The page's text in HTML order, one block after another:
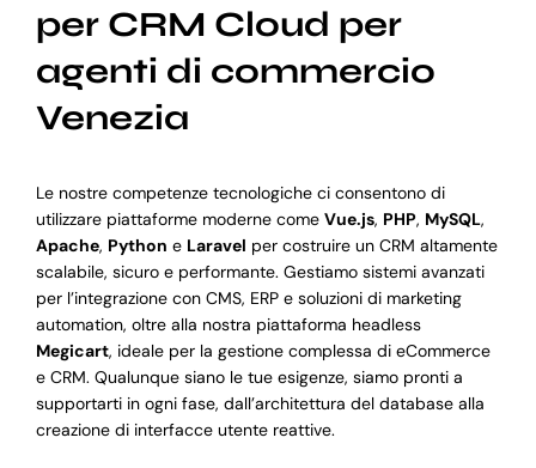
per CRM Cloud per
agenti di commercio
Venezia
Le nostre competenze tecnologiche ci consentono di
utilizzare piattaforme moderne come Vue.js, PHP, MySQL,
Apache, Python e Laravel per costruire un CRM altamente
scalabile, sicuro e performante. Gestiamo sistemi avanzati
per l’integrazione con CMS, ERP e soluzioni di marketing
automation, oltre alla nostra piattaforma headless
Megicart, ideale per la gestione complessa di eCommerce
e CRM. Qualunque siano le tue esigenze, siamo pronti a
supportarti in ogni fase, dall’architettura del database alla
creazione di interfacce utente reattive.